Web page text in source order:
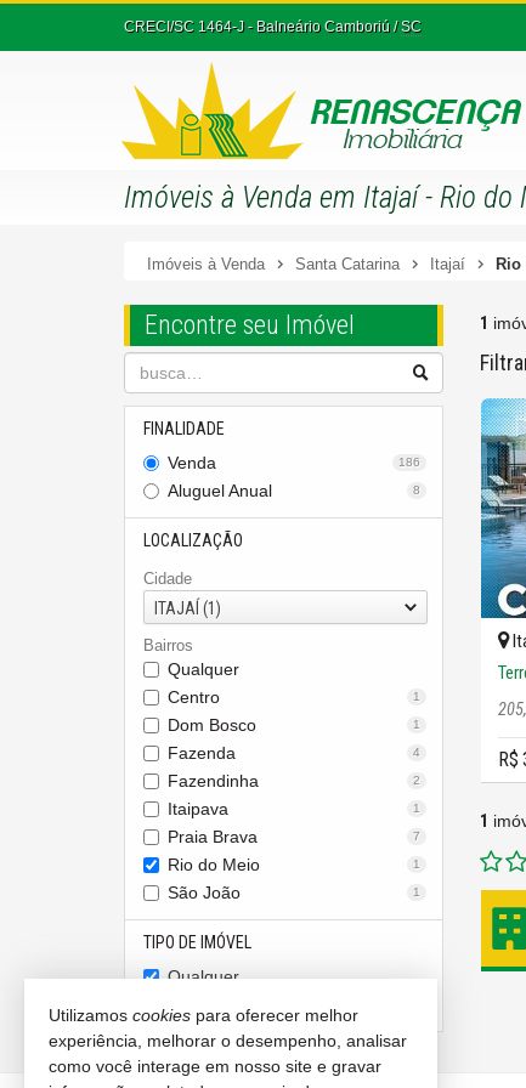
CRECI/SC 1464-J - Balneário Camboriú /SC
Imóveis à Venda em Itajaí - Rio do
Imóveis à Venda Santa Catarina Itajaí
Encontre seu Imóvel
FINALIDADE
Venda
186
Aluguel Anual 8
LOCALIZAÇÃO
Cidade
ITAJAÍ (1)
Bairros
Qualquer
Centro
1
Dom Bosco 1
Fazenda 4
Fazendinha 2
Itaipava 1
Praia Brava 7
Rio do Meio 1
São João 1
TIPO DE IMÓVEL
Qualquer
1
205,
R$
1
Utilizamos cookies para oferecer melhor
experiência, melhorar o desempenho, analisar
como você interage em nosso site e gravar